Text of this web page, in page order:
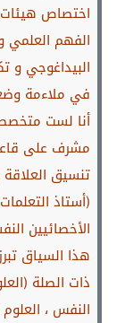
اختصاص
الفهم العلمي
البيداغوجي و
في ملاءمة
أنا لست
مشرف على
تنسيق
(أستاذ
الأخصائيين
هذا السياق
ذات الصلة
النفس ،